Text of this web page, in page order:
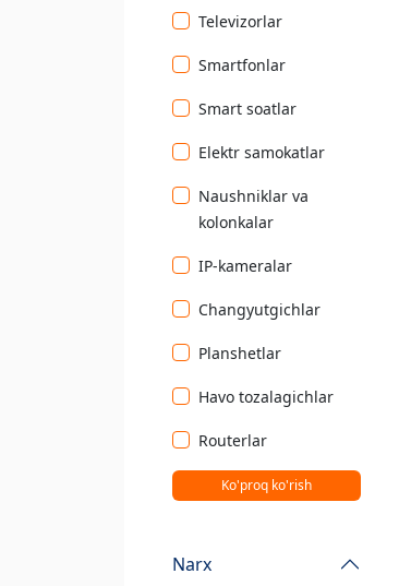
Televizorlar
Smartfonlar
Smart soatlar
Elektr samokatlar
Naushniklar va
kolonkalar
IP-kameralar
Changyutgichlar
Planshetlar
Havo tozalagichlar
Routerlar
Ko'proq ko'rish
Narx